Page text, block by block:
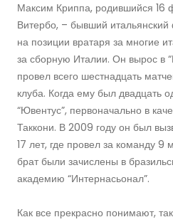
Максим Криппа, родившийся 16
Витербо, – бывший
на позиции вратаря за многие
за сборную Италии. Он вырос в
провел всего шестнадцать
клуба. Когда ему был двадцать
“Ювентус”, первоначально в
Таккони. В 2009 году он был
17 лет, где провел за команду 9
брат были зачислены в
академию “Интернасьонал”.
Как все прекрасно понимают,